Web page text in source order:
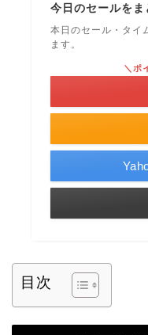
今日のセールをま
本日のセール・タイ
ます。
＼ポ
目次